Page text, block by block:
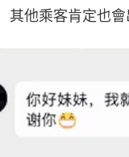
其他乘客肯定也會